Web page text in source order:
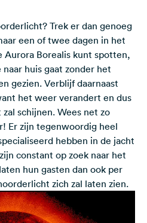
Trek er dan genoeg
een of twee dagen in het
Borealis kunt spotten,
huis gaat zonder het
gezien. Verblijf daarnaast
het weer verandert en dus
schijnen. Wees net zo
Er zijn tegenwoordig heel
hebben in de jacht
constant op zoek naar het
hun gasten dan ook per
zich zal laten zien.